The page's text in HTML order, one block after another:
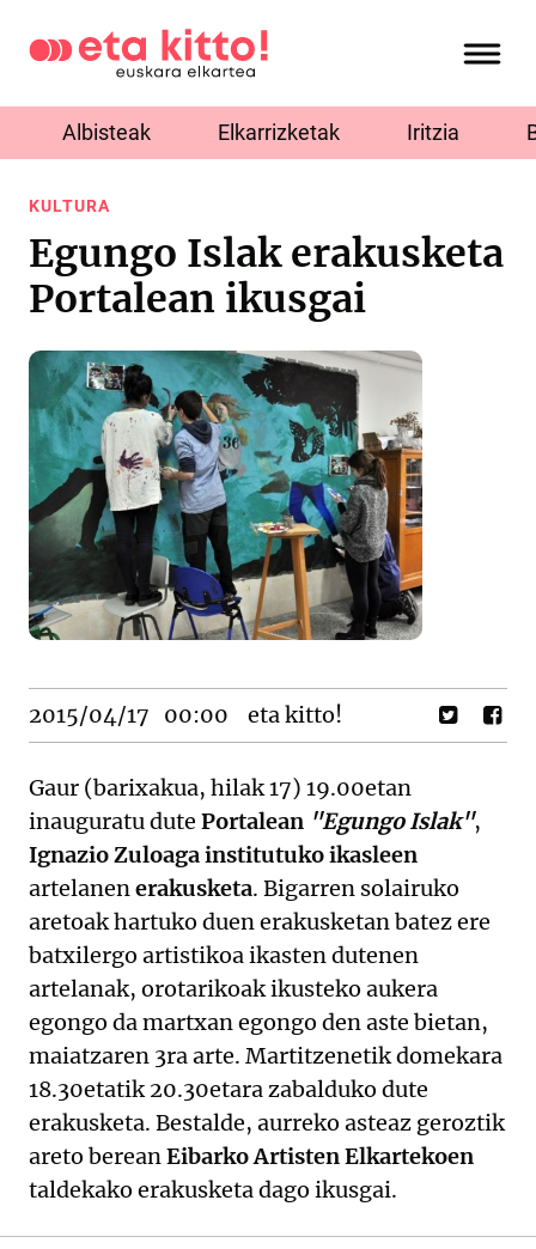
Albisteak Elkarrizketak Iritzia
KULTURA
Egungo Islak erakusketa
Portalean ikusgai
2015/04/17 00:00 eta kitto!
Gaur (barixakua, hilak 17) 19.00etan
inauguratu dute Portalean "Egungo Islak",
Ignazio Zuloaga institutuko ikasleen
artelanenerakusketa. Bigarren solairuko
aretoak hartuko duen erakusketan batez ere
batxilergo artistikoa ikasten dutenen
artelanak, orotarikoak ikusteko aukera
egongo da martxan egongo den aste bietan,
maiatzaren 3ra arte. Martitzenetik domekara
18.30etatik 20.30etara zabalduko dute
erakusketa. Bestalde, aurreko asteaz geroztik
areto bereanEibarko Artisten Elkartekoen
taldekako erakusketa dago ikusgai.